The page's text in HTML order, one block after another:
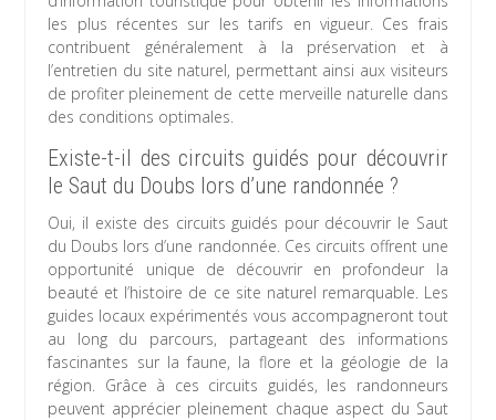
les plus récentes sur les tarifs en vigueur. Ces frais
contribuent généralement à la préservation et à
l’entretien du site naturel, permettant ainsi aux visiteurs
de profiter pleinement de cette merveille naturelle dans
des conditions optimales.
Existe-t-il des circuits guidés pour découvrir
le Saut du Doubs lors d’une randonnée ?
Oui, il existe des circuits guidés pour découvrir le Saut
du Doubs lors d’une randonnée. Ces circuits offrent une
opportunité unique de découvrir en profondeur la
beauté et l’histoire de ce site naturel remarquable. Les
guides locaux expérimentés vous accompagneront tout
au long du parcours, partageant des informations
fascinantes sur la faune, la flore et la géologie de la
région. Grâce à ces circuits guidés, les randonneurs
peuvent apprécier pleinement chaque aspect du Saut